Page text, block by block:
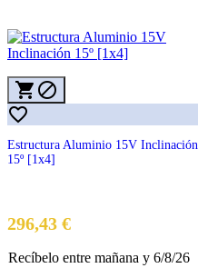
 

Estructura Aluminio 15V Inclinación
15º [1x4]
296,43 €Precio
Recíbelo entre mañana y 6/8/26